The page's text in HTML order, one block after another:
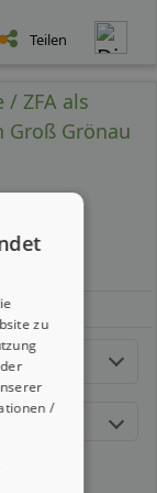
Teilen
ZFA als
Groß Grönau
zu
/